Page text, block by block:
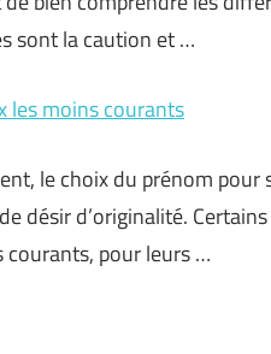
sont la caution et …
les moins courants
le choix du prénom
désir d’originalité.
courants, pour leurs …